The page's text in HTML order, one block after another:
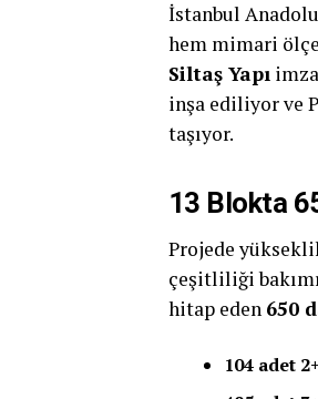
İstanbul
hem mimari
Siltaş Yapı
inşa ediliyor ve
taşıyor.
13 Blokta
Projede
çeşitliliği
hitap eden 650
104 adet